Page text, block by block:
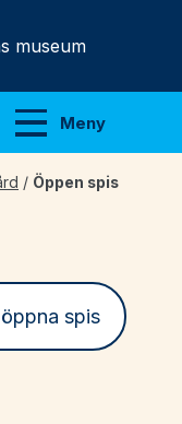
museum
Meny
Visa meny
/ Öppen spis
spis